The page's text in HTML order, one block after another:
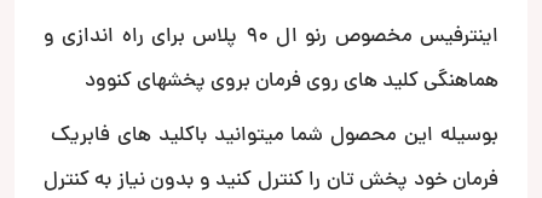
اینترفیس مخصوص رنو ال 90 پلاس برای راه اندازی و
هماهنگی کلید های روی فرمان بروی پخشهای کنوود
بوسیله این محصول شما میتوانید باکلید های فابریک
فرمان خود پخش تان را کنترل کنید و بدون نیاز به کنترل